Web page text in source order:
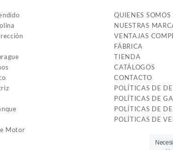
Motor
QUIENES SOMOS
NUESTRAS
VENTAJAS
FÁBRICA
TIENDA
CATÁLOGOS
CONTACTO
POLÍTICAS DE
POLÍTICAS DE
POLÍTICAS DE
POLÍTICAS DE